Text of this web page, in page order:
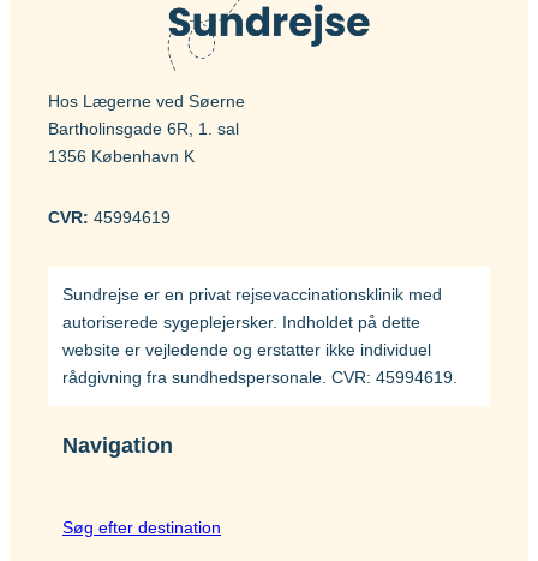
Hos Lægerne ved Søerne
Bartholinsgade 6R, 1. sal
1356 København K
CVR: 45994619
Sundrejse er en privat rejsevaccinationsklinik med
autoriserede sygeplejersker. Indholdet på dette
website er vejledende og erstatter ikke individuel
rådgivning fra sundhedspersonale. CVR: 45994619.
Navigation
Søg efter destination